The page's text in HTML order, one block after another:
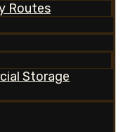
Routes
Storage